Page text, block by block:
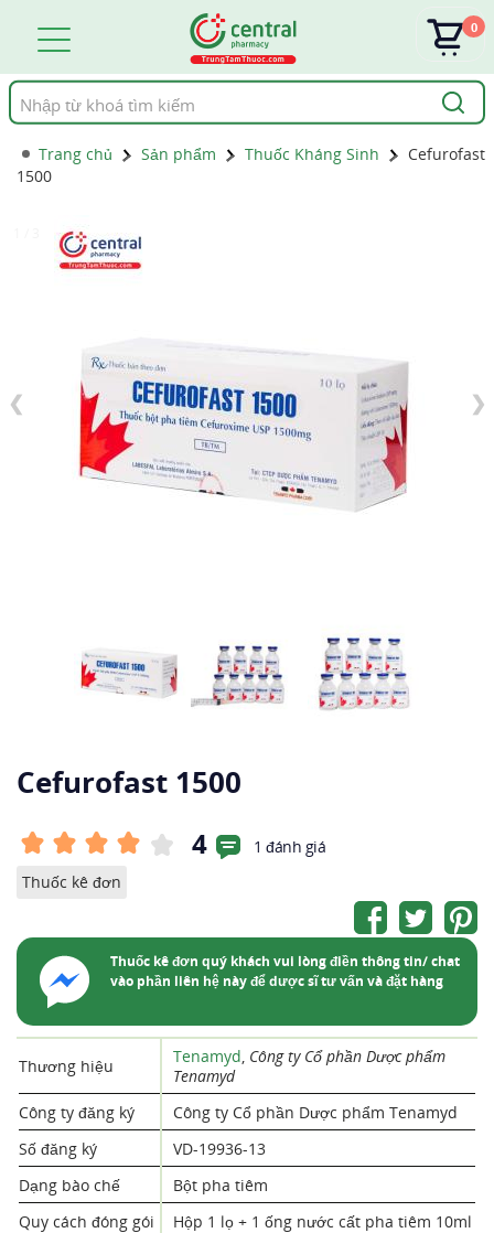
Tìm
kiếm
0
Trang chủ Sản phẩm Thuốc Kháng Sinh
Cefurofast
1500
❮ ❯
Cefurofast 1500
4
1 đánh giá
Thuốc kê đơn
Thuốc kê đơn quý khách vui lòng điền thông tin/ chat
vào phần liên hệ này để dược sĩ tư vấn và đặt hàng
Thương hiệu Tenamyd, Công ty Cổ phần Dược phẩm
Tenamyd
Công ty đăng ký
Công ty Cổ phần Dược phẩm Tenamyd
Số đăng ký
VD-19936-13
Dạng bào chế
Bột pha tiêm
Quy cách đóng gói
Hộp 1 lọ + 1 ống nước cất pha tiêm 10ml